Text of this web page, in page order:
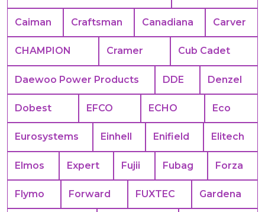
Caiman Craftsman Canadiana Carver
CHAMPION Cramer Cub Cadet
Daewoo Power Products DDE Denzel
Dobest EFCO ECHO Eco
Eurosystems Einhell Enifield Elitech
Elmos Expert Fujii Fubag Forza
Flymo Forward FUXTEC Gardena